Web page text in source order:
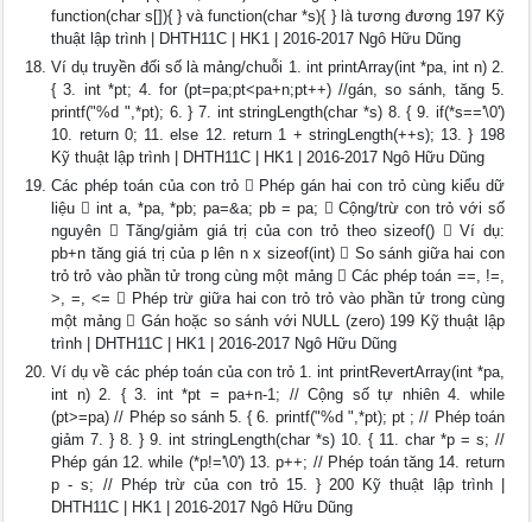
function(char s[]){ } và function(char *s){ } là tương đương 197 Kỹ
thuật lập trình | DHTH11C | HK1 | 2016-2017 Ngô Hữu Dũng
Ví dụ truyền đối số là mảng/chuỗi 1. int printArray(int *pa, int n) 2.
{ 3. int *pt; 4. for (pt=pa;pt<pa+n;pt++) //gán, so sánh, tăng 5.
printf("%d ",*pt); 6. } 7. int stringLength(char *s) 8. { 9. if(*s=='\0')
10. return 0; 11. else 12. return 1 + stringLength(++s); 13. } 198
Kỹ thuật lập trình | DHTH11C | HK1 | 2016-2017 Ngô Hữu Dũng
Các phép toán của con trỏ  Phép gán hai con trỏ cùng kiểu dữ
liệu  int a, *pa, *pb; pa=&a; pb = pa;  Cộng/trừ con trỏ với số
nguyên  Tăng/giảm giá trị của con trỏ theo sizeof()  Ví dụ:
pb+n tăng giá trị của p lên n x sizeof(int)  So sánh giữa hai con
trỏ trỏ vào phần tử trong cùng một mảng  Các phép toán ==, !=,
>, =, <=  Phép trừ giữa hai con trỏ trỏ vào phần tử trong cùng
một mảng  Gán hoặc so sánh với NULL (zero) 199 Kỹ thuật lập
trình | DHTH11C | HK1 | 2016-2017 Ngô Hữu Dũng
Ví dụ về các phép toán của con trỏ 1. int printRevertArray(int *pa,
int n) 2. { 3. int *pt = pa+n-1; // Cộng số tự nhiên 4. while
(pt>=pa) // Phép so sánh 5. { 6. printf("%d ",*pt); pt ; // Phép toán
giảm 7. } 8. } 9. int stringLength(char *s) 10. { 11. char *p = s; //
Phép gán 12. while (*p!='\0') 13. p++; // Phép toán tăng 14. return
p - s; // Phép trừ của con trỏ 15. } 200 Kỹ thuật lập trình |
DHTH11C | HK1 | 2016-2017 Ngô Hữu Dũng